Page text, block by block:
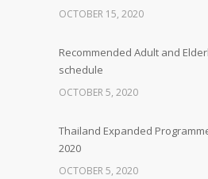
OCTOBER 15, 2020
Recommended Adult and
schedule
OCTOBER 5, 2020
Thailand Expanded
2020
OCTOBER 5, 2020